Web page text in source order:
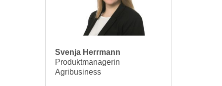
Svenja Herrmann
Produktmanagerin
Agribusiness